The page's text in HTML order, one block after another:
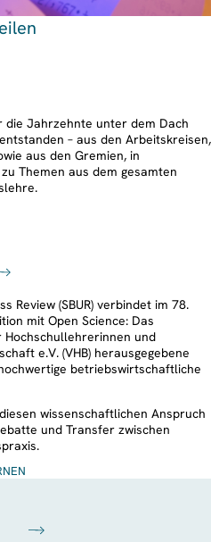
die Jahrzehnte unter dem Dach
– aus den Arbeitskreisen,
aus den Gremien, in
Themen aus dem gesamten
Review (SBUR) verbindet im 78.
mit Open Science: Das
Hochschullehrerinnen und
e.V. (VHB) herausgegebene
betriebswirtschaftliche
wissenschaftlichen Anspruch
und Transfer zwischen